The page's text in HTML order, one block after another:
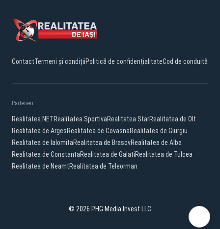
ContactTermeni și condițiiPolitică de confidențialitateCod de conduită
Parteneri:
Realitatea.NETRealitatea SportivaRealitatea StarRealitatea de Olt
Realitatea de ArgesRealitatea de CovasnaRealitatea de Giurgiu
Realitatea de IalomitaRealitatea de BrasovRealitatea de Alba
Realitatea de ConstantaRealitatea de GalatiRealitatea de Tulcea
Realitatea de NeamtRealitatea de Teleorman
© 2026 PHG Media Invest LLC